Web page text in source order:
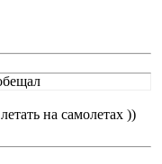
на самолетах ))